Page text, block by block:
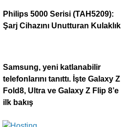
Philips 5000 Serisi (TAH5209):
Şarj Cihazını Unutturan Kulaklık
Samsung, yeni katlanabilir
telefonlarını tanıttı. İşte Galaxy Z
Fold8, Ultra ve Galaxy Z Flip 8’e
ilk bakış